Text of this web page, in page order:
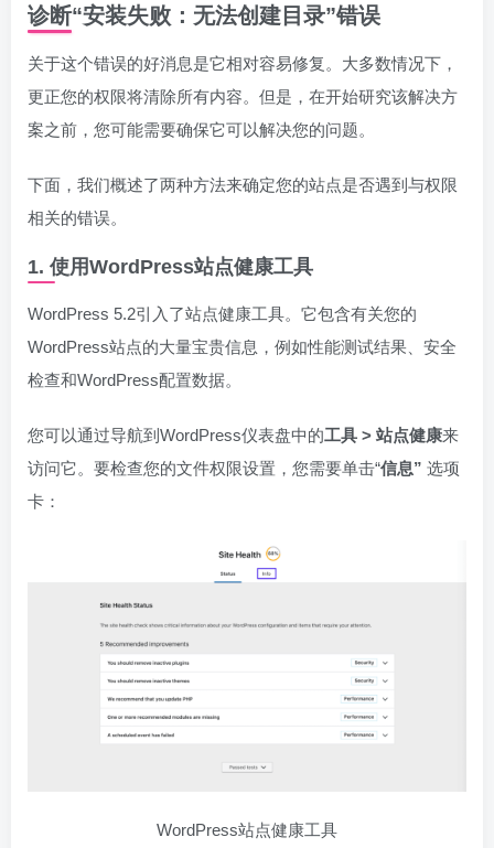
诊断“安装失败：无法创建目录”错误
关于这个错误的好消息是它相对容易修复。大多数情况下，
更正您的权限将清除所有内容。但是，在开始研究该解决方
案之前，您可能需要确保它可以解决您的问题。
下面，我们概述了两种方法来确定您的站点是否遇到与权限
相关的错误。
1. 使用WordPress站点健康工具
WordPress 5.2引入了站点健康工具。它包含有关您的
WordPress站点的大量宝贵信息，例如性能测试结果、安全
检查和WordPress配置数据。
您可以通过导航到WordPress仪表盘中的工具 > 站点健康来
访问它。要检查您的文件权限设置，您需要单击“信息” 选项
卡：
WordPress站点健康工具